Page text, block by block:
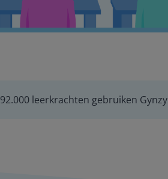
92.000 leerkrachten gebruiken Gynzy